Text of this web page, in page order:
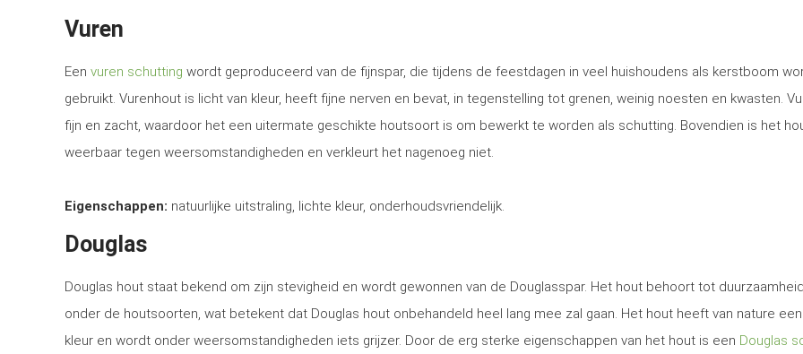
Vuren
Een vuren schutting wordt geproduceerd van de fijnspar, die tijdens de feestdagen in veel huishoudens als kerstboom
gebruikt. Vurenhout is licht van kleur, heeft fijne nerven en bevat, in tegenstelling tot grenen, weinig noesten en kwasten.
fijn en zacht, waardoor het een uitermate geschikte houtsoort is om bewerkt te worden als schutting. Bovendien is het
weerbaar tegen weersomstandigheden en verkleurt het nagenoeg niet.
Eigenschappen: natuurlijke uitstraling, lichte kleur, onderhoudsvriendelijk.
Douglas
Douglas hout staat bekend om zijn stevigheid en wordt gewonnen van de Douglasspar. Het hout behoort tot
onder de houtsoorten, wat betekent dat Douglas hout onbehandeld heel lang mee zal gaan. Het hout heeft van nature
kleur en wordt onder weersomstandigheden iets grijzer. Door de erg sterke eigenschappen van het hout is een Douglas